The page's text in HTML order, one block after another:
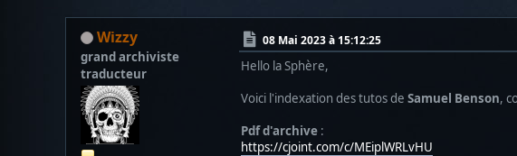
Wizzy
grand archiviste
traducteur
08 Mai 2023 à 15:12:25
Hello la Sphère,
Voici l'indexation des tutos de Samuel Benson,
Pdf d'archive :
https://cjoint.com/c/MEiplWRLvHU